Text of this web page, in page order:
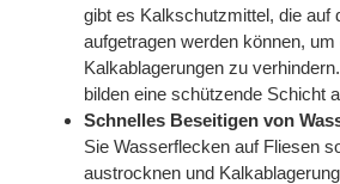
gibt es Kalkschutzmittel, die auf
aufgetragen werden können,
Kalkablagerungen zu
bilden eine schützende Schicht
Schnelles Beseitigen von
Sie Wasserflecken auf Fliesen
austrocknen und